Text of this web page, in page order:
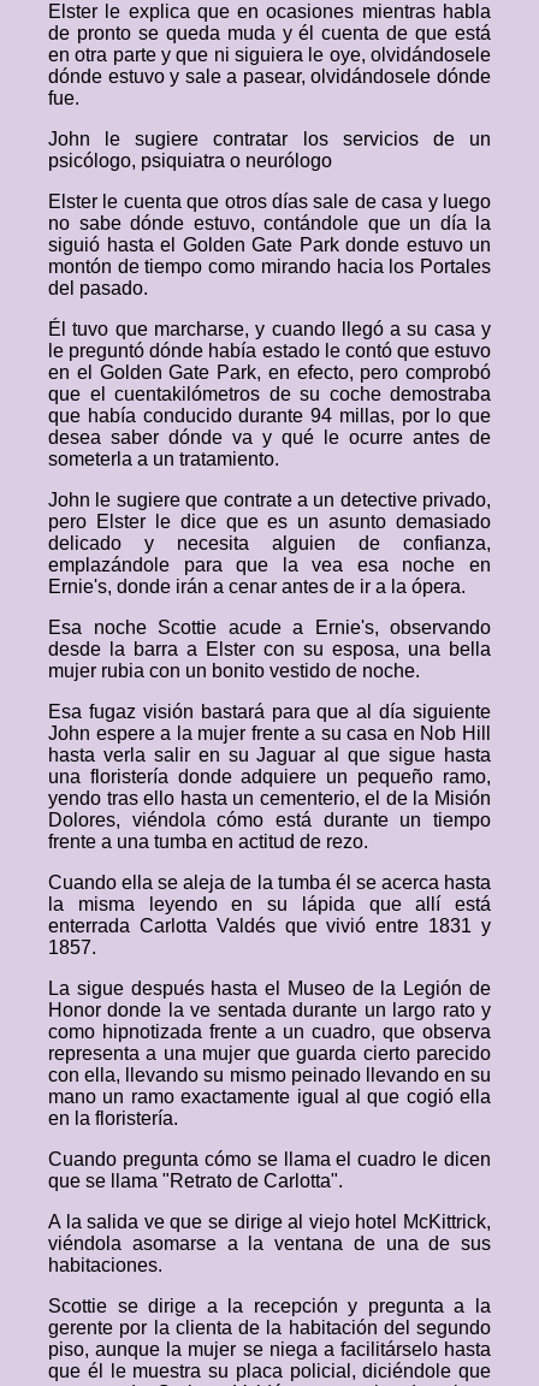
Elster le explica que en ocasiones mientras habla
de pronto se queda muda y él cuenta de que está
en otra parte y que ni siguiera le oye, olvidándosele
dónde estuvo y sale a pasear, olvidándosele dónde
fue.
John le sugiere contratar los servicios de un
psicólogo, psiquiatra o neurólogo
Elster le cuenta que otros días sale de casa y luego
no sabe dónde estuvo, contándole que un día la
siguió hasta el Golden Gate Park donde estuvo un
montón de tiempo como mirando hacia los Portales
del pasado.
Él tuvo que marcharse, y cuando llegó a su casa y
le preguntó dónde había estado le contó que estuvo
en el Golden Gate Park, en efecto, pero comprobó
que el cuentakilómetros de su coche demostraba
que había conducido durante 94 millas, por lo que
desea saber dónde va y qué le ocurre antes de
someterla a un tratamiento.
John le sugiere que contrate a un detective privado,
pero Elster le dice que es un asunto demasiado
delicado y necesita alguien de confianza,
emplazándole para que la vea esa noche en
Ernie's, donde irán a cenar antes de ir a la ópera.
Esa noche Scottie acude a Ernie's, observando
desde la barra a Elster con su esposa, una bella
mujer rubia con un bonito vestido de noche.
Esa fugaz visión bastará para que al día siguiente
John espere a la mujer frente a su casa en Nob Hill
hasta verla salir en su Jaguar al que sigue hasta
una floristería donde adquiere un pequeño ramo,
yendo tras ello hasta un cementerio, el de la Misión
Dolores, viéndola cómo está durante un tiempo
frente a una tumba en actitud de rezo.
Cuando ella se aleja de la tumba él se acerca hasta
la misma leyendo en su lápida que allí está
enterrada Carlotta Valdés que vivió entre 1831 y
1857.
La sigue después hasta el Museo de la Legión de
Honor donde la ve sentada durante un largo rato y
como hipnotizada frente a un cuadro, que observa
representa a una mujer que guarda cierto parecido
con ella, llevando su mismo peinado llevando en su
mano un ramo exactamente igual al que cogió ella
en la floristería.
Cuando pregunta cómo se llama el cuadro le dicen
que se llama "Retrato de Carlotta".
A la salida ve que se dirige al viejo hotel McKittrick,
viéndola asomarse a la ventana de una de sus
habitaciones.
Scottie se dirige a la recepción y pregunta a la
gerente por la clienta de la habitación del segundo
piso, aunque la mujer se niega a facilitárselo hasta
que él le muestra su placa policial, diciéndole que